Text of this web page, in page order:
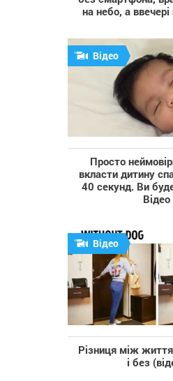
на небо, а
Відео
Просто
вкласти дитину
40 секунд. Ви
Відео
Відео
Різниця між
і без